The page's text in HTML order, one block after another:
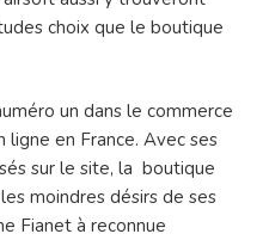
choix que le boutique
un dans le commerce
ligne en France. Avec ses
sur le site, la boutique
moindres désirs de ses
Fianet à reconnue